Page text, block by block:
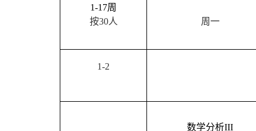
1-17周
按30人 周一
1-2
数学分析III